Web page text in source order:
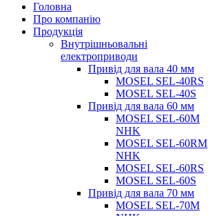
Головна
Про компанію
Продукція
Внутрішньовальні
електроприводи
Привід для вала 40 мм
MOSEL SEL-40RS
MOSEL SEL-40S
Привід для вала 60 мм
MOSEL SEL-60M
NHK
MOSEL SEL-60RM
NHK
MOSEL SEL-60RS
MOSEL SEL-60S
Привід для вала 70 мм
MOSEL SEL-70M